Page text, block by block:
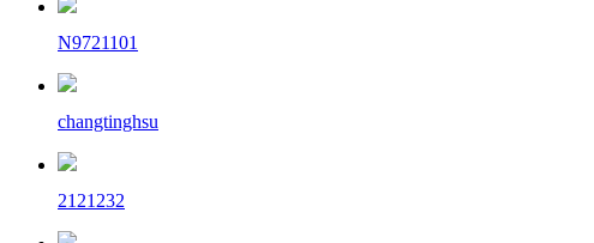
N9721101
changtinghsu
2121232